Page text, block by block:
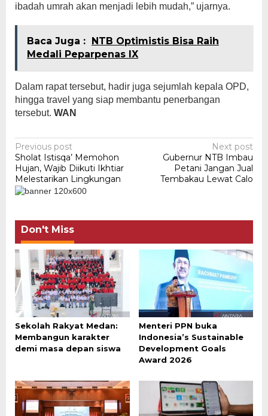
ibadah umrah akan menjadi lebih mudah,” ujarnya.
Baca Juga :
NTB Optimistis Bisa Raih
Medali Peparpenas IX
Dalam rapat tersebut, hadir juga sejumlah kepala OPD,
hingga travel yang siap membantu penerbangan
tersebut. WAN
Post
navigation
Previous post
Sholat Istisqa’ Memohon
Hujan, Wajib Diikuti Ikhtiar
Melestarikan Lingkungan
Next post
Gubernur NTB Imbau
Petani Jangan Jual
Tembakau Lewat Calo
Don't Miss
Sekolah Rakyat Medan:
Membangun karakter
demi masa depan siswa
Menteri PPN buka
Indonesia’s Sustainable
Development Goals
Award 2026